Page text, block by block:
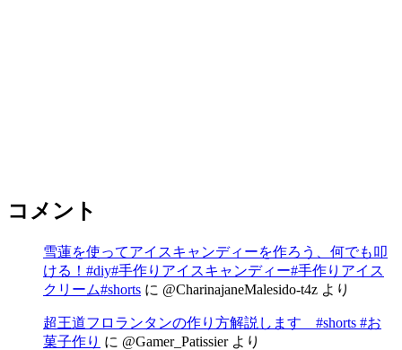
コメント
雪蓮を使ってアイスキャンディーを作ろう、何でも叩
ける！#diy#手作りアイスキャンディー#手作りアイス
クリーム#shorts に @CharinajaneMalesido-t4z より
超王道フロランタンの作り方解説します #shorts #お
菓子作り に @Gamer_Patissierより